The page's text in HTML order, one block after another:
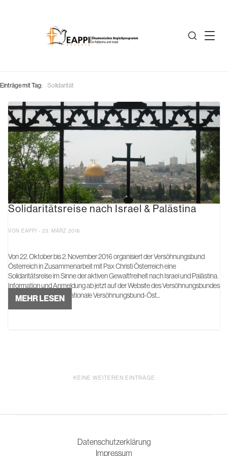
Einträge mit Tag: Solidarität
Solidaritätsreise nach Israel & Palästina
VON EAPPI - 23. MÄRZ 2016
Von 22. Oktober bis 2. November 2016 organisiert der Versöhnungsbund
Österreich in Zusammenarbeit mit Pax Christi Österreich eine
Solidaritätsreise im Sinne der aktiven Gewaltfreiheit nach Israel und Palästina.
Information und Anmeldung ab jetzt auf der Website des Versöhnungsbundes
Österreichs. Der Internationale Versöhnungsbund-Öst...
MEHR LESEN
KEINE WEITEREN EINTRÄGE
Datenschutzerklärung
Impressum